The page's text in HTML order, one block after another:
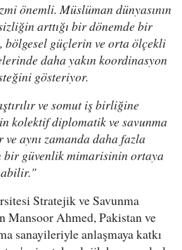
önemli. Müslüman dünyasının
arttığı bir dönemde bir
bölgesel güçlerin ve orta ölçekli
daha yakın koordinasyon
gösteriyor.
ve somut iş birliğine
kolektif diplomatik ve savunma
aynı zamanda daha fazla
bir güvenlik mimarisinin ortaya
Stratejik ve Savunma
Mansoor Ahmed, Pakistan ve
sanayileriyle anlaşmaya katkı